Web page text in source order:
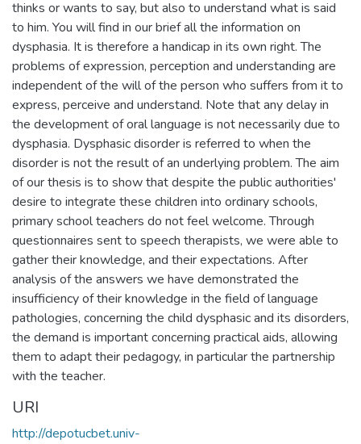
thinks or wants to say, but also to understand what is said
to him. You will find in our brief all the information on
dysphasia. It is therefore a handicap in its own right. The
problems of expression, perception and understanding are
independent of the will of the person who suffers from it to
express, perceive and understand. Note that any delay in
the development of oral language is not necessarily due to
dysphasia. Dysphasic disorder is referred to when the
disorder is not the result of an underlying problem. The aim
of our thesis is to show that despite the public authorities'
desire to integrate these children into ordinary schools,
primary school teachers do not feel welcome. Through
questionnaires sent to speech therapists, we were able to
gather their knowledge, and their expectations. After
analysis of the answers we have demonstrated the
insufficiency of their knowledge in the field of language
pathologies, concerning the child dysphasic and its disorders,
the demand is important concerning practical aids, allowing
them to adapt their pedagogy, in particular the partnership
with the teacher.
URI
http://depotucbet.univ-